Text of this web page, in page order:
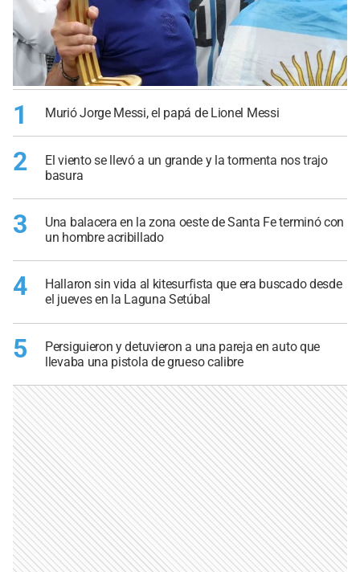
1 Murió Jorge Messi, el papá de Lionel Messi
2
El viento se llevó a un grande y la tormenta nos trajo
basura
3
Una balacera en la zona oeste de Santa Fe terminó con
un hombre acribillado
4
Hallaron sin vida al kitesurfista que era buscado desde
el jueves en la Laguna Setúbal
5
Persiguieron y detuvieron a una pareja en auto que
llevaba una pistola de grueso calibre